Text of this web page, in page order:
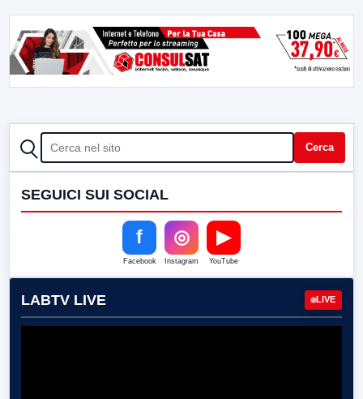
CERCA Cerca
SEGUICI SUI SOCIAL
f
Facebook
◎
Instagram
▶
YouTube
LABTV LIVE LIVE